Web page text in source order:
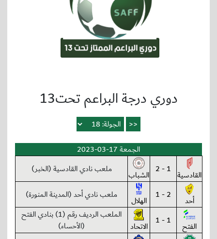
دوري درجة البراعم تحت13
الجمعة 17-03-2023
القادسية 1 - 2 الشباب ملعب نادي القادسية (الخبر)
أحد 2 - 1 الهلال ملعب نادي أحد (المدينة المنورة)
الفتح 1 - 1 الاتحاد
الملعب الرديف رقم (1) بنادي الفتح
(الأحساء)